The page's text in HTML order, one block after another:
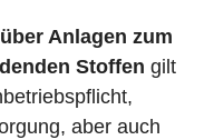
Anlagen zum
Stoffen gilt
aber auch